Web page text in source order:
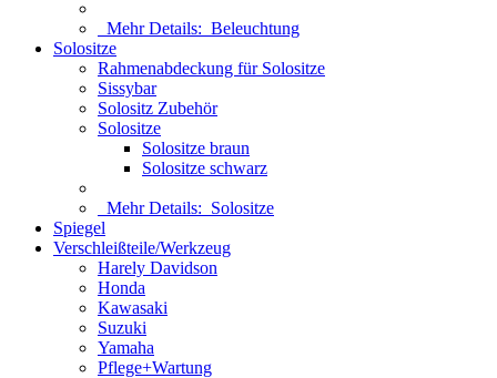
Mehr Details: Beleuchtung
Solositze
Rahmenabdeckung für Solositze
Sissybar
Solositz Zubehör
Solositze
Solositze braun
Solositze schwarz
Mehr Details: Solositze
Spiegel
Verschleißteile/Werkzeug
Harely Davidson
Honda
Kawasaki
Suzuki
Yamaha
Pflege+Wartung